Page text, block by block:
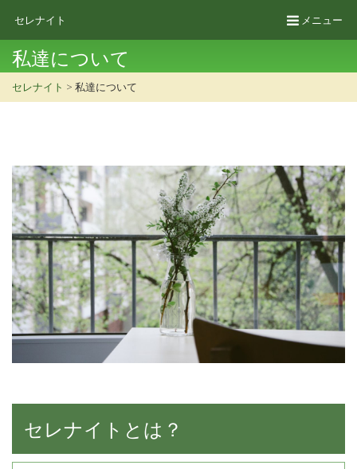
セレナイト メニュー
私達について
セレナイト > 私達について
セレナイトとは？